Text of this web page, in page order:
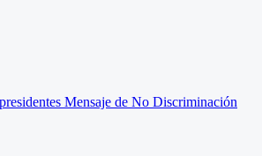
Mensaje de No Discriminación